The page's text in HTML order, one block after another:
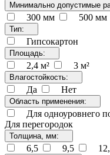
Минимально допустимые
300 мм 500 мм
Тип:
Гипсокартон
Площадь:
2,4 м² 3 м²
Влагостойкость:
Да Нет
Область применения:
Для одноуровнего
Для перегородок
Толщина, мм:
6,5 9,5